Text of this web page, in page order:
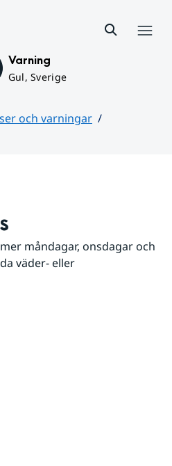
Varning
Gul, Sverige
och varningar
måndagar, onsdagar och
väder- eller